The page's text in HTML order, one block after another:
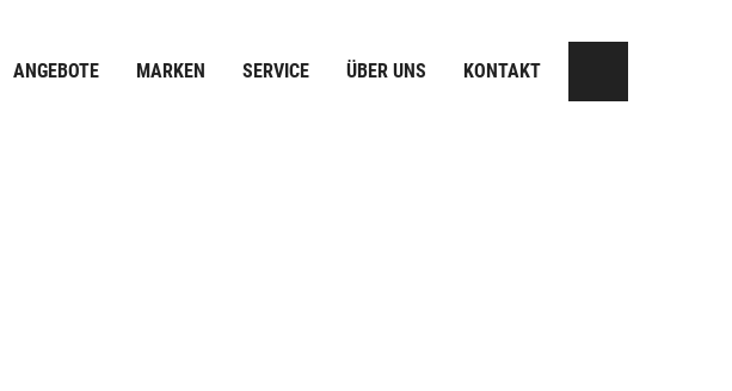
ANGEBOTE MARKEN SERVICE ÜBER UNS KONTAKT